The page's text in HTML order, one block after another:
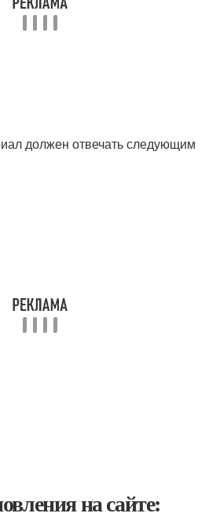
должен отвечать следующим
на сайте: